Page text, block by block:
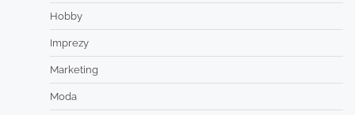
Hobby
Imprezy
Marketing
Moda